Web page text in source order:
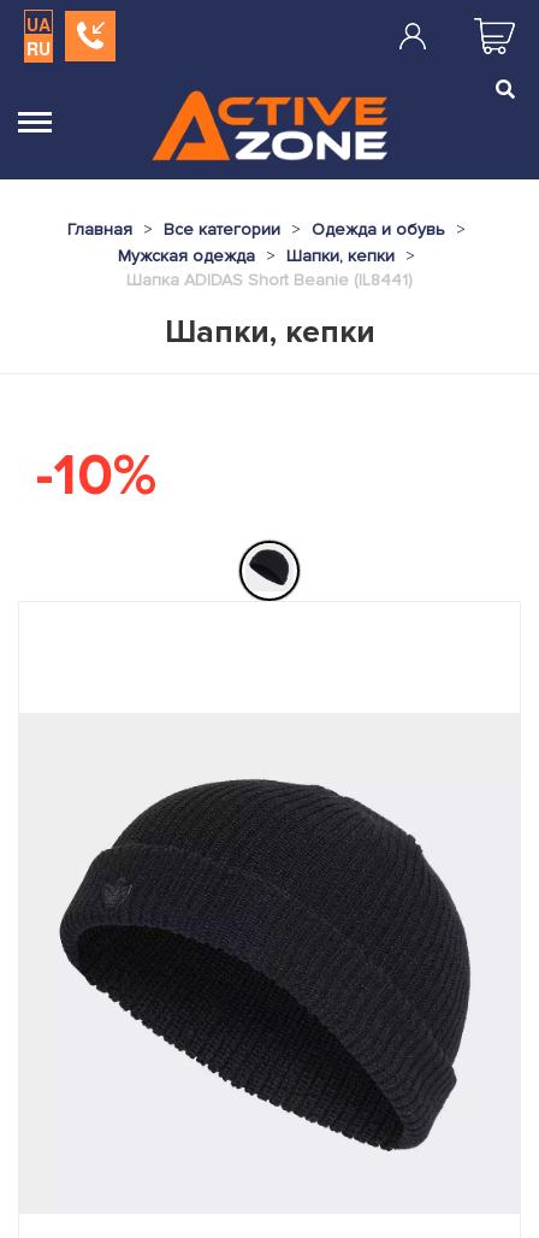
UA
RU
Главная Все категории
Одежда и обувь
Мужская одежда
Шапки, кепки
Шапка ADIDAS Short Beanie (IL8441)
Шапки, кепки
-10%